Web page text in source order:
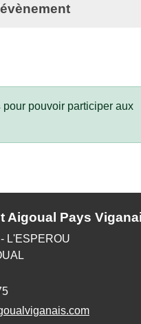
pour pouvoir participer aux
Aigoual Pays
L'ESPEROU